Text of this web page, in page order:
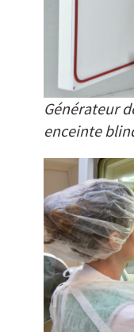
Générateur
enceinte